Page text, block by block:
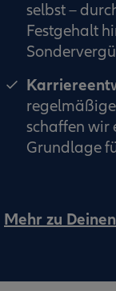
selbst –
Festgehalt
schaffen wir
Grundlage
Mehr zu